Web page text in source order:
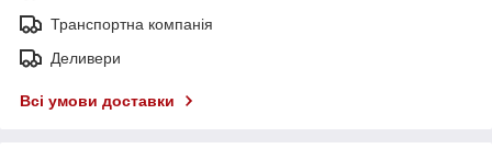
Транспортна компанія
Деливери
Всі умови доставки